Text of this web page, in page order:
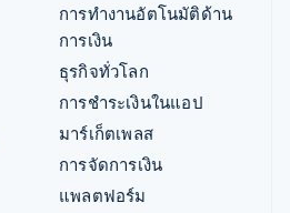
การทำงานอัตโนมัติด้าน
การเงิน
ธุรกิจทั่วโลก
การชำระเงินในแอป
มาร์เก็ตเพลส
การจัดการเงิน
แพลตฟอร์ม